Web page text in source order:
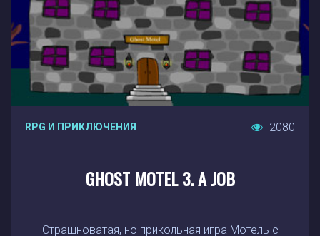
RPG И ПРИКЛЮЧЕНИЯ 2080
GHOST MOTEL 3. A JOB
Страшноватая, но прикольная игра Мотель с